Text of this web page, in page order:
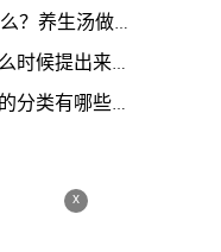
汤做法是什么？
候提出来的？
类有哪些？
x